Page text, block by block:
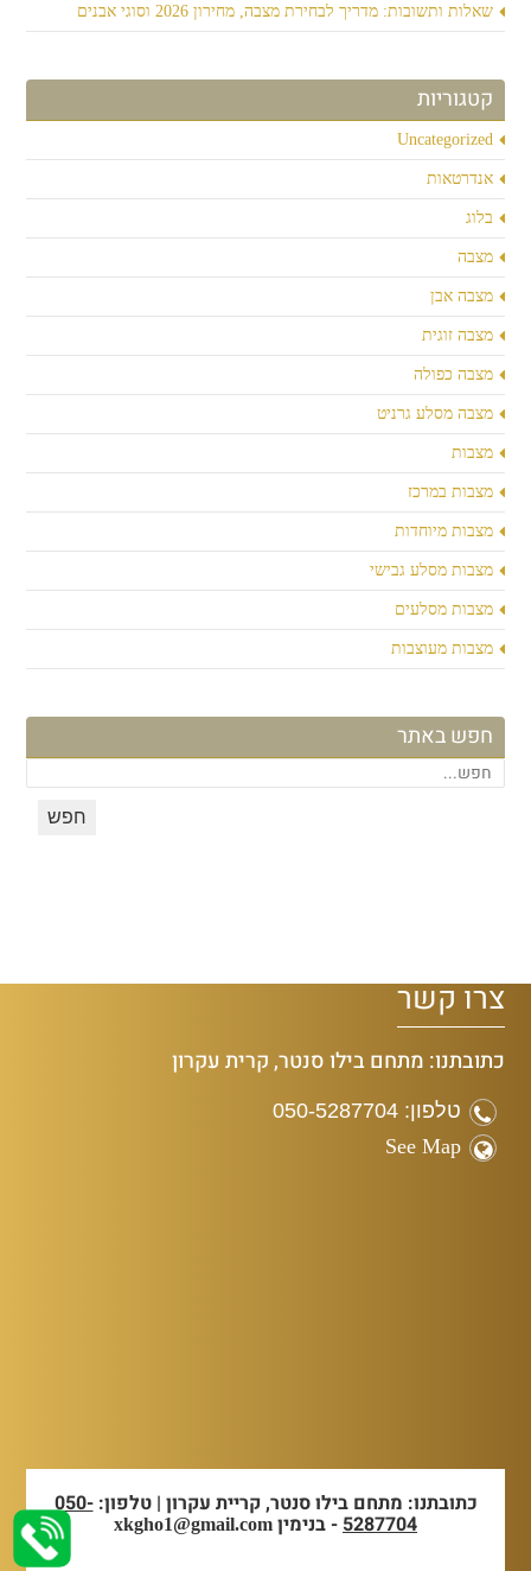
שאלות ותשובות: מדריך לבחירת מצבה, מחירון 2026 וסוגי אבנים
קטגוריות
Uncategorized
אנדרטאות
בלוג
מצבה
מצבה אבן
מצבה זוגית
מצבה כפולה
מצבה מסלע גרניט
מצבות
מצבות במרכז
מצבות מיוחדות
מצבות מסלע גבישי
מצבות מסלעים
מצבות מעוצבות
חפש באתר
צרו קשר
כתובתנו: מתחם בילו סנטר, קרית עקרון
טלפון: 050-5287704
See Map
כתובתנו: מתחם בילו סנטר, קריית עקרון | טלפון:050-
5287704- בנימין xkgho1@gmail.com